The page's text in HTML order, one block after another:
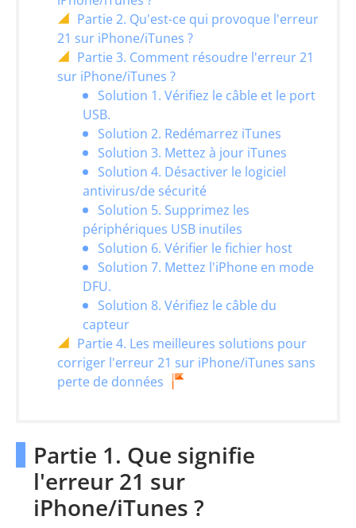
Partie 2. Qu'est-ce qui provoque l'erreur
21 sur iPhone/iTunes ?
Partie 3. Comment résoudre l'erreur 21
sur iPhone/iTunes ?
Solution 1. Vérifiez le câble et le port
USB.
Solution 2. Redémarrez iTunes
Solution 3. Mettez à jour iTunes
Solution 4. Désactiver le logiciel
antivirus/de sécurité
Solution 5. Supprimez les
périphériques USB inutiles
Solution 6. Vérifier le fichier host
Solution 7. Mettez l'iPhone en mode
DFU.
Solution 8. Vérifiez le câble du
capteur
Partie 4. Les meilleures solutions pour
corriger l'erreur 21 sur iPhone/iTunes sans
perte de données
Partie 1. Que signifie
l'erreur 21 sur
iPhone/iTunes ?